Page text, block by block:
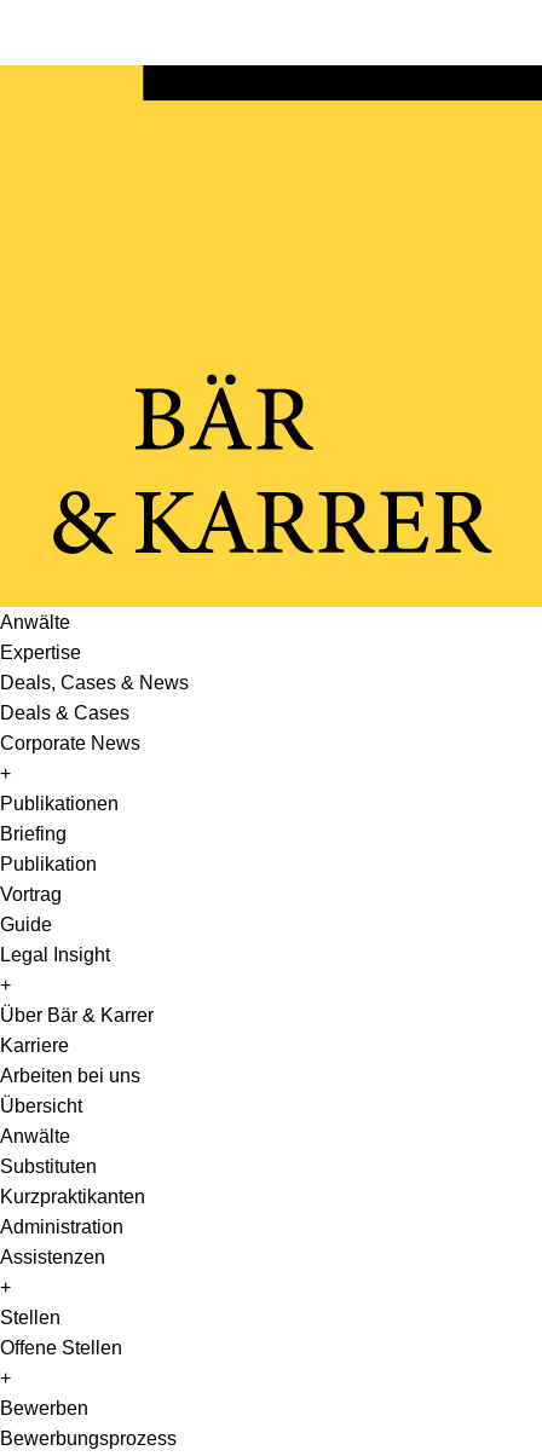
Anwälte
Expertise
Deals, Cases & News
Deals & Cases
Corporate News
+
Publikationen
Briefing
Publikation
Vortrag
Guide
Legal Insight
+
Über Bär & Karrer
Karriere
Arbeiten bei uns
Übersicht
Anwälte
Substituten
Kurzpraktikanten
Administration
Assistenzen
+
Stellen
Offene Stellen
+
Bewerben
Bewerbungsprozess